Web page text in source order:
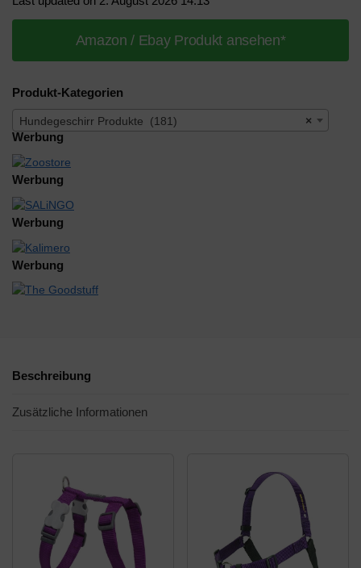
Amazon / Ebay Produkt ansehen*
Produkt-Kategorien
×
Hundegeschirr Produkte (181)
Werbung
Werbung
Werbung
Werbung
Beschreibung
Zusätzliche Informationen